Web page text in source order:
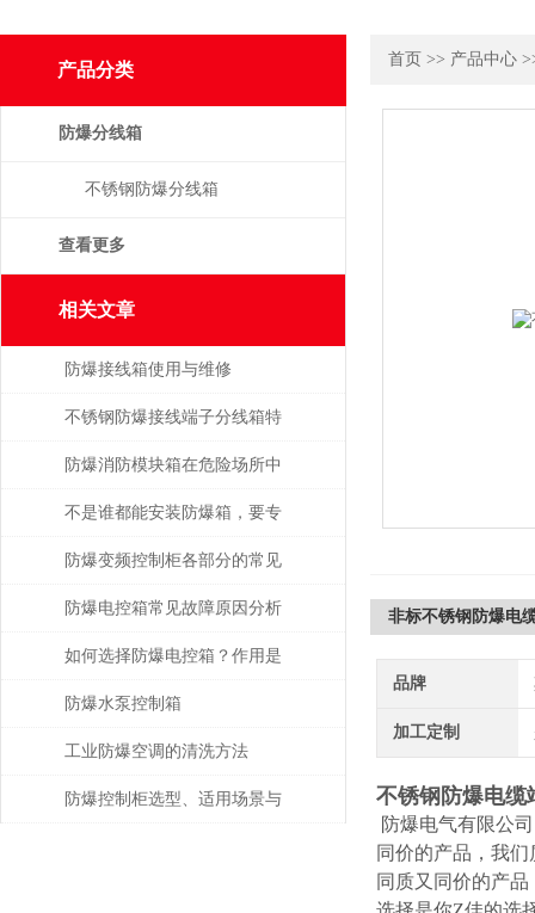
首页 >> 产品中心
非标不锈钢防爆电
品牌
加工定制
不锈钢防爆电缆
防爆电气有限公
同价的产品，我
同质又同价的产
产品分类
防爆分线箱
不锈钢防爆分线箱
查看更多
相关文章
防爆接线箱使用与维修
不锈钢防爆接线端子分线箱特
点分析
防爆消防模块箱在危险场所中
的关键作用
不是谁都能安装防爆箱，要专
业人士才行
防爆变频控制柜各部分的常见
故障及主要原因
防爆电控箱常见故障原因分析
及解决方法！
如何选择防爆电控箱？作用是
什么？
防爆水泵控制箱
工业防爆空调的清洗方法
防爆控制柜选型、适用场景与